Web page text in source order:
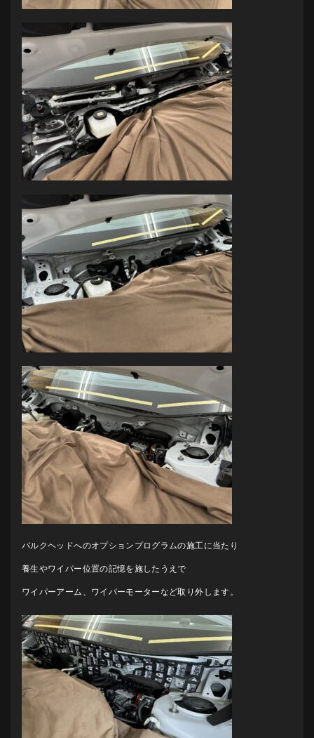
バルクヘッドへのオプションプログラムの施工に当たり
養生やワイパー位置の記憶を施したうえで
ワイパーアーム、ワイパーモーターなど取り外します。